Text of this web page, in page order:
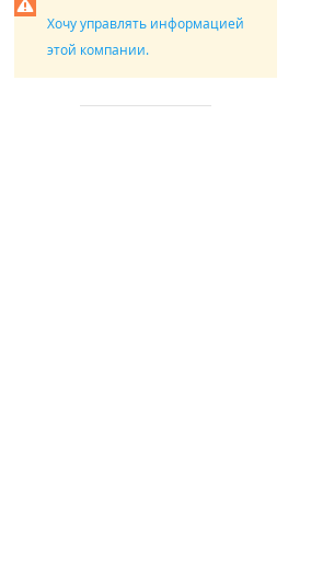
Хочу управлять информацией
этой компании.